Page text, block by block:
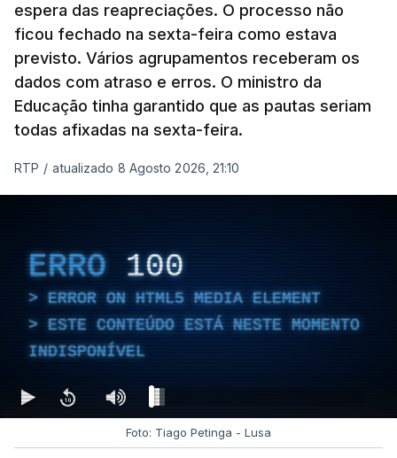
espera das reapreciações. O processo não
ficou fechado na sexta-feira como estava
previsto. Vários agrupamentos receberam os
dados com atraso e erros. O ministro da
Educação tinha garantido que as pautas seriam
todas afixadas na sexta-feira.
RTP / atualizado 8 Agosto 2026, 21:10
ERRO 100
ERROR ON HTML5 MEDIA ELEMENT
ESTE CONTEÚDO ESTÁ NESTE MOMENTO
INDISPONÍVEL
Foto: Tiago Petinga - Lusa